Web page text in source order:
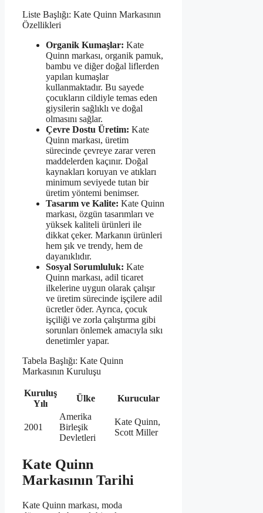
Liste Başlığı: Kate Quinn Markasının
Özellikleri
Organik Kumaşlar: Kate
Quinn markası, organik pamuk,
bambu ve diğer doğal liflerden
yapılan kumaşlar
kullanmaktadır. Bu sayede
çocukların cildiyle temas eden
giysilerin sağlıklı ve doğal
olmasını sağlar.
Çevre Dostu Üretim: Kate
Quinn markası, üretim
sürecinde çevreye zarar veren
maddelerden kaçınır. Doğal
kaynakları koruyan ve atıkları
minimum seviyede tutan bir
üretim yöntemi benimser.
Tasarım ve Kalite: Kate Quinn
markası, özgün tasarımları ve
yüksek kaliteli ürünleri ile
dikkat çeker. Markanın ürünleri
hem şık ve trendy, hem de
dayanıklıdır.
Sosyal Sorumluluk: Kate
Quinn markası, adil ticaret
ilkelerine uygun olarak çalışır
ve üretim sürecinde işçilere adil
ücretler öder. Ayrıca, çocuk
işçiliği ve zorla çalıştırma gibi
sorunları önlemek amacıyla sıkı
denetimler yapar.
Tabela Başlığı: Kate Quinn
Markasının Kuruluşu
Kuruluş
Yılı
Ülke Kurucular
2001
Amerika
Birleşik
Devletleri
Kate Quinn,
Scott Miller
Kate Quinn
Markasının Tarihi
Kate Quinn markası, moda